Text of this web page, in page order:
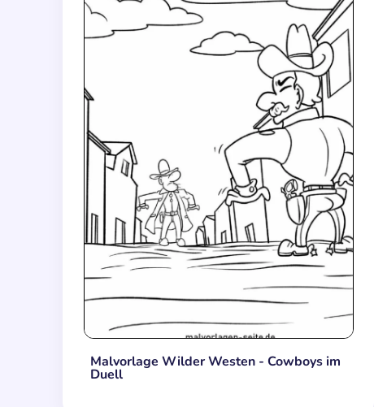
Malvorlage Wilder Westen - Cowboys im
Duell